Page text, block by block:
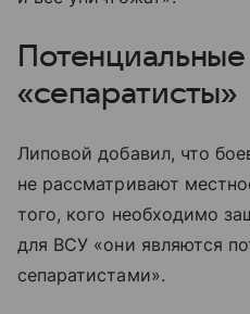
Потенциальные
«сепаратисты»
Липовой добавил, что
не рассматривают
того, кого необходимо
для ВСУ «они являются
сепаратистами».